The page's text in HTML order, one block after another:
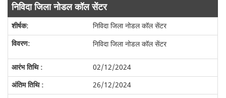
निविदा जिला नोडल कॉल सेंटर
निविदा जिला नोडल कॉल सेंटर
निविदा जिला नोडल कॉल सेंटर
02/12/2024
26/12/2024